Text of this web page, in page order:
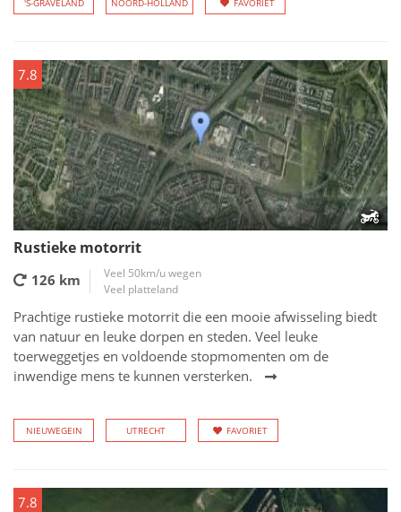
'S-GRAVELAND NOORD-HOLLAND FAVORIET
7.8
Rustieke motorrit
126 km
Veel 50km/u wegen
Veel platteland
Prachtige rustieke motorrit die een mooie afwisseling biedt
van natuur en leuke dorpen en steden. Veel leuke
toerweggetjes en voldoende stopmomenten om de
inwendige mens te kunnen versterken.
NIEUWEGEIN UTRECHT FAVORIET
7.8